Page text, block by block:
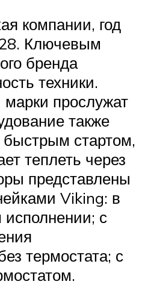
компании, год
Ключевым
бренда
техники.
марки прослужат
также
быстрым стартом,
теплеть через
представлены
Viking: в
с
термостата; с